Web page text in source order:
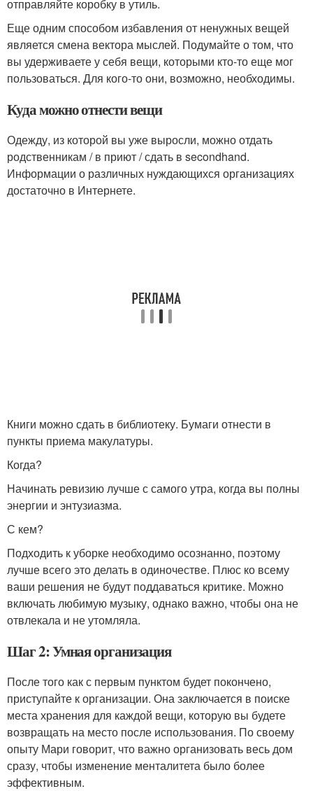
отправляйте коробку в утиль.
Еще одним способом избавления от ненужных вещей
является смена вектора мыслей. Подумайте о том, что
вы удерживаете у себя вещи, которыми кто-то еще мог
пользоваться. Для кого-то они, возможно, необходимы.
Куда можно отнести вещи
Одежду, из которой вы уже выросли, можно отдать
родственникам / в приют / сдать в secondhand.
Информации о различных нуждающихся организациях
достаточно в Интернете.
Книги можно сдать в библиотеку. Бумаги отнести в
пункты приема макулатуры.
Когда?
Начинать ревизию лучше с самого утра, когда вы полны
энергии и энтузиазма.
С кем?
Подходить к уборке необходимо осознанно, поэтому
лучше всего это делать в одиночестве. Плюс ко всему
ваши решения не будут поддаваться критике. Можно
включать любимую музыку, однако важно, чтобы она не
отвлекала и не утомляла.
Шаг 2: Умная организация
После того как с первым пунктом будет покончено,
приступайте к организации. Она заключается в поиске
места хранения для каждой вещи, которую вы будете
возвращать на место после использования. По своему
опыту Мари говорит, что важно организовать весь дом
сразу, чтобы изменение менталитета было более
эффективным.